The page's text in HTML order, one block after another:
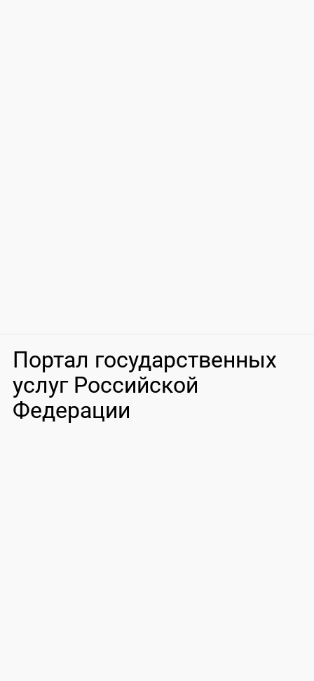
Портал государственных
услуг Российской
Федерации